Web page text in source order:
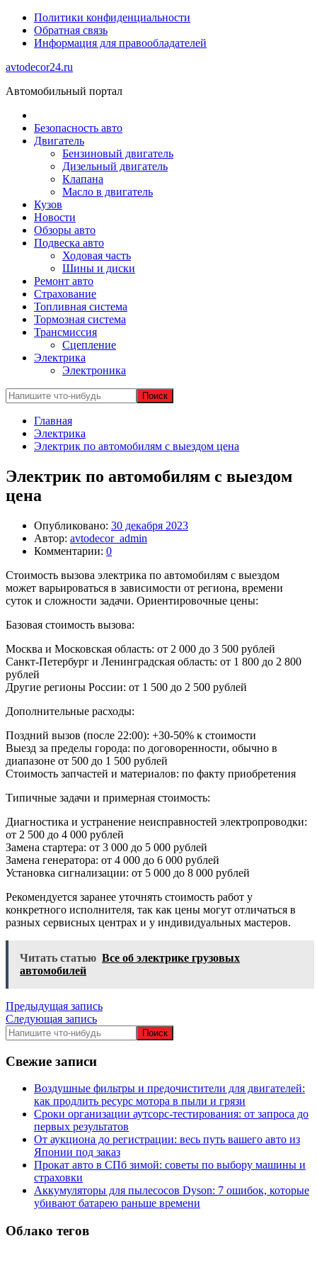
Политики конфиденциальности
Обратная связь
Информация для правообладателей
avtodecor24.ru
Автомобильный портал
Безопасность авто
Двигатель
Бензиновый двигатель
Дизельный двигатель
Клапана
Масло в двигатель
Кузов
Новости
Обзоры авто
Подвеска авто
Ходовая часть
Шины и диски
Ремонт авто
Страхование
Топливная система
Тормозная система
Трансмиссия
Сцепление
Электрика
Электроника
Главная
Электрика
Электрик по автомобилям с выездом цена
Электрик по автомобилям с выездом
цена
Опубликовано: 30 декабря 2023
Автор: avtodecor_admin
Комментарии: 0
Стоимость вызова электрика по автомобилям с выездом
может варьироваться в зависимости от региона, времени
суток и сложности задачи. Ориентировочные цены:
Базовая стоимость вызова:
Москва и Московская область: от 2 000 до 3 500 рублей
Санкт-Петербург и Ленинградская область: от 1 800 до 2 800
рублей
Другие регионы России: от 1 500 до 2 500 рублей
Дополнительные расходы:
Поздний вызов (после 22:00): +30-50% к стоимости
Выезд за пределы города: по договоренности, обычно в
диапазоне от 500 до 1 500 рублей
Стоимость запчастей и материалов: по факту приобретения
Типичные задачи и примерная стоимость:
Диагностика и устранение неисправностей электропроводки:
от 2 500 до 4 000 рублей
Замена стартера: от 3 000 до 5 000 рублей
Замена генератора: от 4 000 до 6 000 рублей
Установка сигнализации: от 5 000 до 8 000 рублей
Рекомендуется заранее уточнять стоимость работ у
конкретного исполнителя, так как цены могут отличаться в
разных сервисных центрах и у индивидуальных мастеров.
Читать статью Все об электрике грузовых
автомобилей
Навигация
по
записям
Предыдущая запись
Следующая запись
Свежие записи
Воздушные фильтры и предочистители для двигателей:
как продлить ресурс мотора в пыли и грязи
Сроки организации аутсорс‑тестирования: от запроса до
первых результатов
От аукциона до регистрации: весь путь вашего авто из
Японии под заказ
Прокат авто в СПб зимой: советы по выбору машины и
страховки
Аккумуляторы для пылесосов Dyson: 7 ошибок, которые
убивают батарею раньше времени
Облако тегов